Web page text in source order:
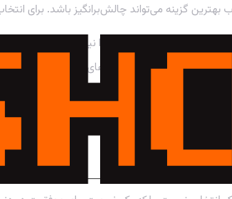
بهترین گزینه می‌تواند چالش‌برانگیز باشد. برای
آیا به تولید محتوا نیاز دارید یا تحلیل سئو؟
ابزارهای مختلف قیمت‌های متفاوتی دارند.
کنید:
بسیاری از ابزارها دوره آزمایشی رایگان
مارکتینگ با هوش مصنوعی